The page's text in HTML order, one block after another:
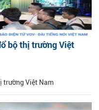
bộ thị trường Việt
trường Việt Nam